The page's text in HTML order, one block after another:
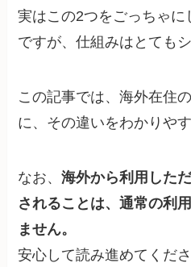
実はこの2つをごっちゃ
ですが、仕組みはとても
この記事では、海外在住
に、その違いをわかりや
なお、海外から利用した
されることは、通常の利
ません。
安心して読み進めてくださ